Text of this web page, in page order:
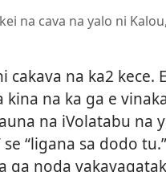
na cava na yalo ni
na ka2 kece.
kina na ka ga e
na iVolatabu na
“ligana sa dodo
ga noda